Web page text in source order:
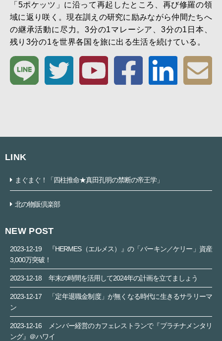
「5ポケッツ」に沿って再起したところ、再び修羅の領
域に返り咲く。現在訓えの研究に励みながら仲間たちへ
の継承活動に尽力。3分の1マレーシア、3分の1日本、
残り3分の1を世界各国を旅に出る生活を続けている。
LINK
まぐまぐ！「四柱推命★真田孔明の禁断の帝王学」
北の物販倶楽部
NEW POST
2023-12-19
『HERMES（エルメス）』の「バーキン／ケリー」資産
3,000万突破！
2023-12-18 年末の時間を活用して2024年の計画を立てましょう
2023-12-17
「定年退職金制度」が無くなる時代に生きるサラリーマ
ン
2023-12-16
メンバー経営のカフェレストランで『プラチナメンタリ
ング』＠ハワイ